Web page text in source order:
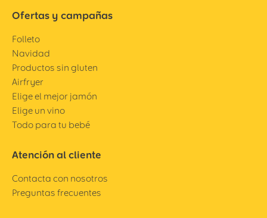
Ofertas y campañas
Folleto
Navidad
Productos sin gluten
Airfryer
Elige el mejor jamón
Elige un vino
Todo para tu bebé
Atención al cliente
Contacta con nosotros
Preguntas frecuentes